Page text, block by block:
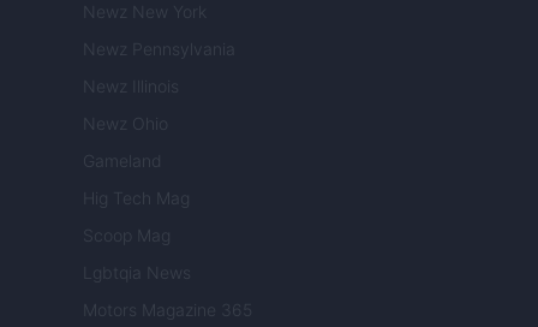
Newz New York
Newz Pennsylvania
Newz Illinois
Newz Ohio
Gameland
Hig Tech Mag
Scoop Mag
Lgbtqia News
Motors Magazine 365